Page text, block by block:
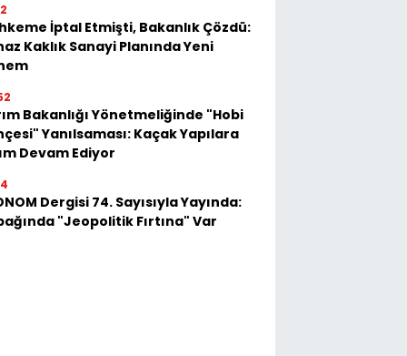
İptal Etmişti, Bakanlık Çözdü:
Kaklık Sanayi Planında Yeni
Bakanlığı Yönetmeliğinde "Hobi
Yanılsaması: Kaçak Yapılara
Devam Ediyor
Dergisi 74. Sayısıyla Yayında:
"Jeopolitik Fırtına" Var